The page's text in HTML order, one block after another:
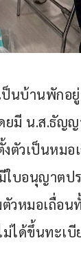
นบ้านพักอ
ยมี น.ส.ธัญ
ตัวเป็นหม
ใบอนุญาตป
วหมอเถื่อ
ด้ขึ้นทะเบี